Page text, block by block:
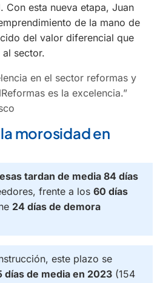
Con esta nueva etapa, Juan
de la mano de
del valor diferencial que
sector.
en el sector reformas y
es la excelencia.”
morosidad en
tardan de media 84 días
frente a los 60 días
24 días de demora
este plazo se
días de media en 2023 (154